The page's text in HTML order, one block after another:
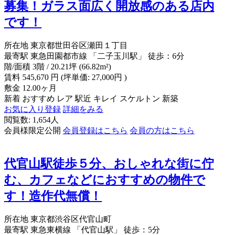
募集！ガラス面広く開放感のある店内
です！
所在地 東京都世田谷区瀬田１丁目
最寄駅 東急田園都市線 「二子玉川駅」 徒歩：6分
階/面積 3階 / 20.21坪 (66.82m²)
賃料 545,670 円 (坪単価: 27,000円 )
敷金 12.00ヶ月
新着 おすすめ レア 駅近 キレイ スケルトン 新築
お気に入り登録 詳細をみる
閲覧数: 1,654人
会員様限定公開 会員登録はこちら 会員の方はこちら
代官山駅徒歩５分、おしゃれな街に佇
む、カフェなどにおすすめの物件で
す！造作代無償！
所在地 東京都渋谷区代官山町
最寄駅 東急東横線 「代官山駅」 徒歩：5分